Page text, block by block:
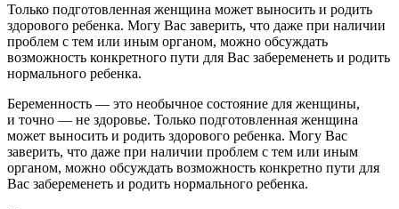
Только подготовленная женщина может выносить и родить
здорового ребенка. Могу Вас заверить, что даже при наличии
проблем с тем или иным органом, можно обсуждать
возможность конкретного пути для Вас забеременеть и родить
нормального ребенка.
Беременность — это необычное состояние для женщины,
и точно — не здоровье. Только подготовленная женщина
может выносить и родить здорового ребенка. Могу Вас
заверить, что даже при наличии проблем с тем или иным
органом, можно обсуждать возможность конкретно пути для
Вас забеременеть и родить нормального ребенка.